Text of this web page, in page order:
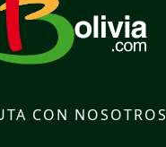
CON NOSOTROS